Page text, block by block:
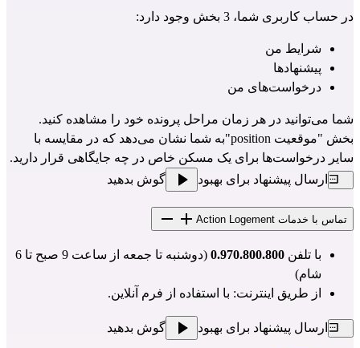
در حساب کاربری شما، 3 بخش وجود دارد:
شرایط من
پیشنهادها
درخواست‌های من
شما می‌توانید در هر زمان مراحل پرونده خود را مشاهده کنید.
بخش "موقعیت position"به شما نشان می‌دهد که در مقایسه با
سایر درخواست‌ها برای یک مسکن خاص در چه جایگاهی قرار دارید.
ارسال پیشنهاد برای بهبود
گوش بدهید
تماس با خدمات Action Logement
با تلفن 0.970.800.800
(دوشنبه تا جمعه از ساعت 9 صبح تا 6
شام)
از طریق اینترنت: با استفاده از فرم آنلاین.
ارسال پیشنهاد برای بهبود گوش بدهید